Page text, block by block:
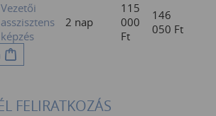
Vezetői
asszisztens
képzés
2 nap
115
000
Ft
146
050 Ft
FELIRATKOZÁS